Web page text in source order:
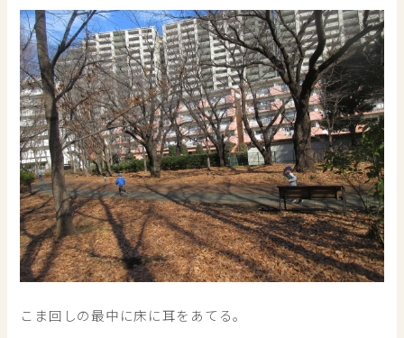
こま回しの最中に床に耳をあてる。